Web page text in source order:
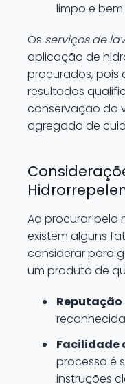
limpo e
Os serviços de
aplicação de
procurados, pois
resultados
conservação do
agregado de
Ao procurar pelo
existem alguns
considerar para
um produto de
Facilidade
processo é
instruções